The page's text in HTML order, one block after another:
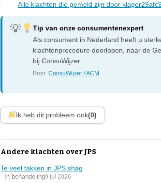
Alle klachten die gemeld zijn door
Tip van onze consumentenexpert
Als consument in Nederland heeft u
klachtenprocedure doorlopen, naar de
bij ConsuWijzer.
Bron:ConsuWijzer / ACM
Ik heb dit probleem ook(0)
Andere klachten over JPS
Te veel takken in JPS shag
In behandeling9 jul 2026